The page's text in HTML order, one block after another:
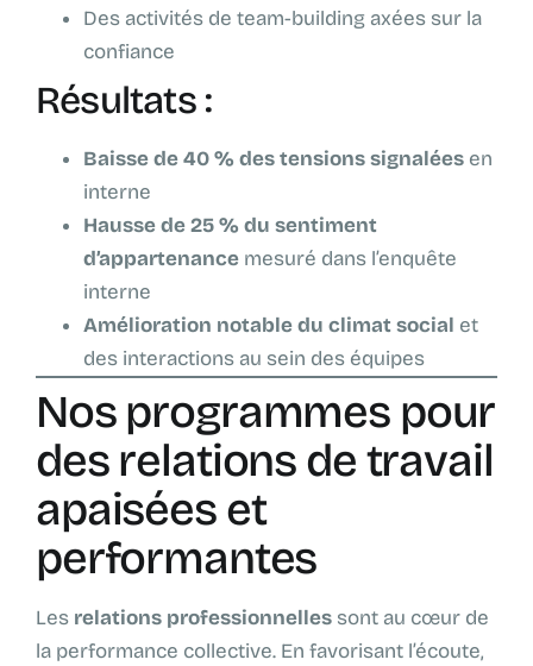
Des activités de team-building axées sur la
confiance
Résultats :
Baisse de 40 % des tensions signalées en
interne
Hausse de 25 % du sentiment
d’appartenance mesuré dans l’enquête
interne
Amélioration notable du climat social et
des interactions au sein des équipes
Nos programmes pour
des relations de travail
apaisées et
performantes
Les relations professionnelles sont au cœur de
la performance collective. En favorisant l’écoute,